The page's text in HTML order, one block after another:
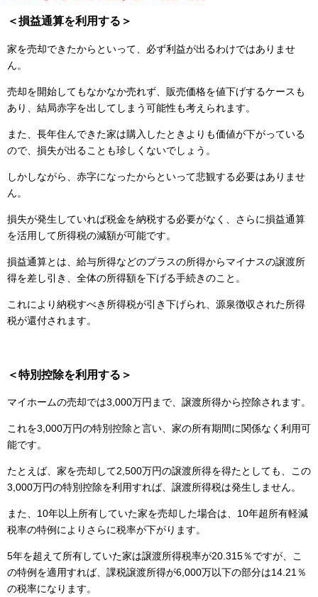
＜損益通算を利用する＞
家を売却できたからといって、必ず利益が出るわけではありませ
ん。
売却を開始してもなかなか売れず、販売価格を値下げするケースも
あり、結局赤字を出してしまう可能性も考えられます。
また、長年住んできた家は購入したときよりも価値が下がっている
ので、損失が出ることも珍しくないでしょう。
しかしながら、赤字になったからといって悲観する必要はありませ
ん。
損失が発生していれば税金を納税する必要がなく、さらに損益通算
を活用して所得税の減額が可能です。
損益通算とは、給与所得などのプラスの所得からマイナスの譲渡所
得を差し引き、全体の所得額を下げる手続きのこと。
これにより納税すべき所得税が引き下げられ、源泉徴収された所得
税が還付されます。
＜特別控除を利用する＞
マイホームの売却では3,000万円まで、譲渡所得から控除されます。
これを3,000万円の特別控除と言い、家の所有期間に関係なく利用可
能です。
たとえば、家を売却して2,500万円の譲渡所得を得たとしても、この
3,000万円の特別控除を利用すれば、譲渡所得税は発生しません。
また、10年以上所有していた家を売却した場合は、10年超所有軽減
税率の特例によりさらに税率が下がります。
5年を超えて所有していた家は譲渡所得税率が20.315％ですが、こ
の特例を適用すれば、課税譲渡所得が6,000万以下の部分は14.21％
の税率になります。